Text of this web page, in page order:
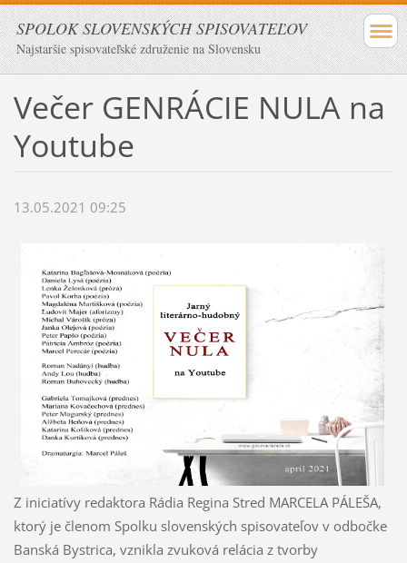
SPOLOK SLOVENSKÝCH SPISOVATEĽOV
Najstaršie spisovateľské združenie na Slovensku
Večer GENRÁCIE NULA na
Youtube
13.05.2021 09:25
Z iniciatívy redaktora Rádia Regina Stred MARCELA PÁLEŠA,
ktorý je členom Spolku slovenských spisovateľov v odbočke
Banská Bystrica, vznikla zvuková relácia z tvorby